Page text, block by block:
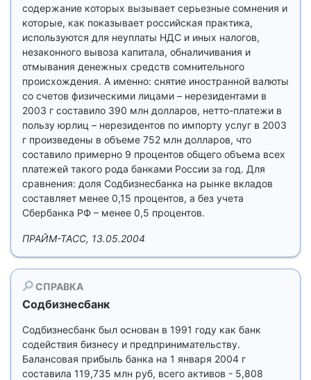
содержание которых вызывает серьезные сомнения и
которые, как показывает российская практика,
используются для неуплаты НДС и иных налогов,
незаконного вывоза капитала, обналичивания и
отмывания денежных средств сомнительного
происхождения. А именно: снятие иностранной валюты
со счетов физическими лицами – нерезидентами в
2003 г составило 390 млн долларов, нетто-платежи в
пользу юрлиц – нерезидентов по импорту услуг в 2003
г произведены в объеме 752 млн долларов, что
составило примерно 9 процентов общего объема всех
платежей такого рода банками России за год. Для
сравнения: доля Содбизнесбанка на рынке вкладов
составляет менее 0,15 процентов, а без учета
Сбербанка РФ – менее 0,5 процентов.
ПРАЙМ-ТАСС, 13.05.2004
СПРАВКА
Содбизнесбанк
Содбизнесбанк был основан в 1991 году как банк
содействия бизнесу и предпринимательству.
Балансовая прибыль банка на 1 января 2004 г
составила 119,735 млн руб, всего активов - 5,808